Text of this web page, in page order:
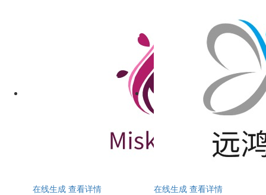
在线生成 查看详情
在线生成 查看详情